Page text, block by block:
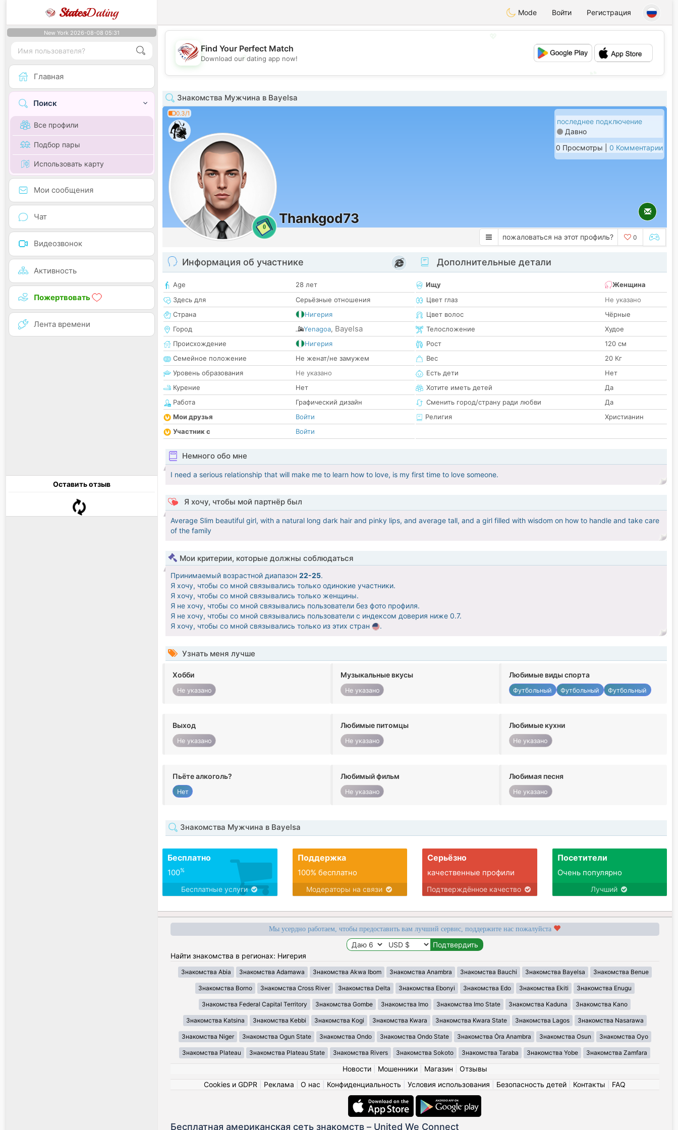
StatesDating Mode Войти Регистрация
New York 2026-08-08 05:31
Главная
Поиск
Все профили
Подбор пары
Использовать карту
Мои сообщения
Чат
Видеозвонок
Активность
Пожертвовать
Лента времени
Оставить отзыв
💖
💕
Find Your Perfect Match
Download our dating app now!
Знакомства Мужчина в Bayelsa
0.3/1
0
Thankgod73
последнее подключение
Давно
0 Просмотры | 0 Комментарии
пожаловаться на этот профиль? 0
Информация об участнике
Age
28 лет
Здесь для
Серьёзные отношения
Страна
Нигерия
Город
Yenagoa, Bayelsa
Происхождение
Нигерия
Семейное положение
Не женат/не замужем
Уровень образования
Не указано
Курение
Нет
Работа
Графический дизайн
Мои друзья
Войти
Участник с
Войти
Дополнительные детали
Ищу
Женщина
Цвет глаз
Не указано
Цвет волос
Чёрные
Телосложение
Худое
Рост
120 см
Вес
20 Кг
Есть дети
Нет
Хотите иметь детей
Да
Сменить город/страну ради любви
Да
Религия
Христианин
Немного обо мне
I need a serious relationship that will make me to learn how to love, is my first time to love someone.
Я хочу, чтобы мой партнёр был
Average Slim beautiful girl, with a natural long dark hair and pinky lips, and average tall, and a girl filled with wisdom on how to handle and take care
of the family
Мои критерии, которые должны соблюдаться
Принимаемый возрастной диапазон 22-25.
Я хочу, чтобы со мной связывались только одинокие участники.
Я хочу, чтобы со мной связывались только женщины.
Я не хочу, чтобы со мной связывались пользователи без фото профиля.
Я не хочу, чтобы со мной связывались пользователи с индексом доверия ниже 0.7.
Я хочу, чтобы со мной связывались только из этих стран
.
Узнать меня лучше
Хобби
Не указано
Музыкальные вкусы
Не указано
Любимые виды спорта
Футбольный Футбольный Футбольный
Выход
Не указано
Любимые питомцы
Не указано
Любимые кухни
Не указано
Пьёте алкоголь?
Нет
Любимый фильм
Не указано
Любимая песня
Не указано
Знакомства Мужчина в Bayelsa
Бесплатно
100%
Бесплатные услуги
Поддержка
100% бесплатно
Модераторы на связи
Серьёзно
качественные профили
Подтверждённое качество
Посетители
Очень популярно
Лучший
Мы усердно работаем, чтобы предоставить вам лучший сервис, поддержите нас пожалуйста
Найти знакомства в регионах: Нигерия
Знакомства Abia Знакомства Adamawa Знакомства Akwa Ibom Знакомства Anambra Знакомства Bauchi Знакомства Bayelsa Знакомства Benue
Знакомства Borno Знакомства Cross River Знакомства Delta Знакомства Ebonyi Знакомства Edo Знакомства Ekiti Знакомства Enugu
Знакомства Federal Capital Territory Знакомства Gombe Знакомства Imo Знакомства Imo State Знакомства Kaduna Знакомства Kano
Знакомства Katsina Знакомства Kebbi Знакомства Kogi Знакомства Kwara Знакомства Kwara State Знакомства Lagos Знакомства Nasarawa
Знакомства Niger Знакомства Ogun State Знакомства Ondo Знакомства Ondo State Знакомства Ȯra Anambra Знакомства Osun Знакомства Oyo
Знакомства Plateau Знакомства Plateau State Знакомства Rivers Знакомства Sokoto Знакомства Taraba Знакомства Yobe Знакомства Zamfara
Новости| Мошенники| Магазин
Отзывы
Cookies и GDPR
Реклама О нас Конфиденциальность Условия использования Безопасность детей Контакты FAQ
Бесплатная американская сеть знакомств – United We Connect